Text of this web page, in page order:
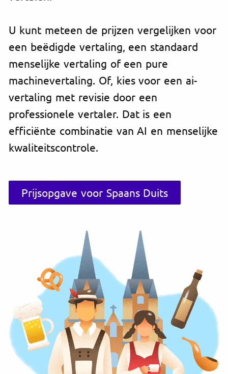
U kunt meteen de prijzen vergelijken voor
een beëdigde vertaling, een standaard
menselijke vertaling of een pure
machinevertaling. Of, kies voor een ai-
vertaling met revisie door een
professionele vertaler. Dat is een
efficiënte combinatie van AI en menselijke
kwaliteitscontrole.
Prijsopgave voor Spaans Duits